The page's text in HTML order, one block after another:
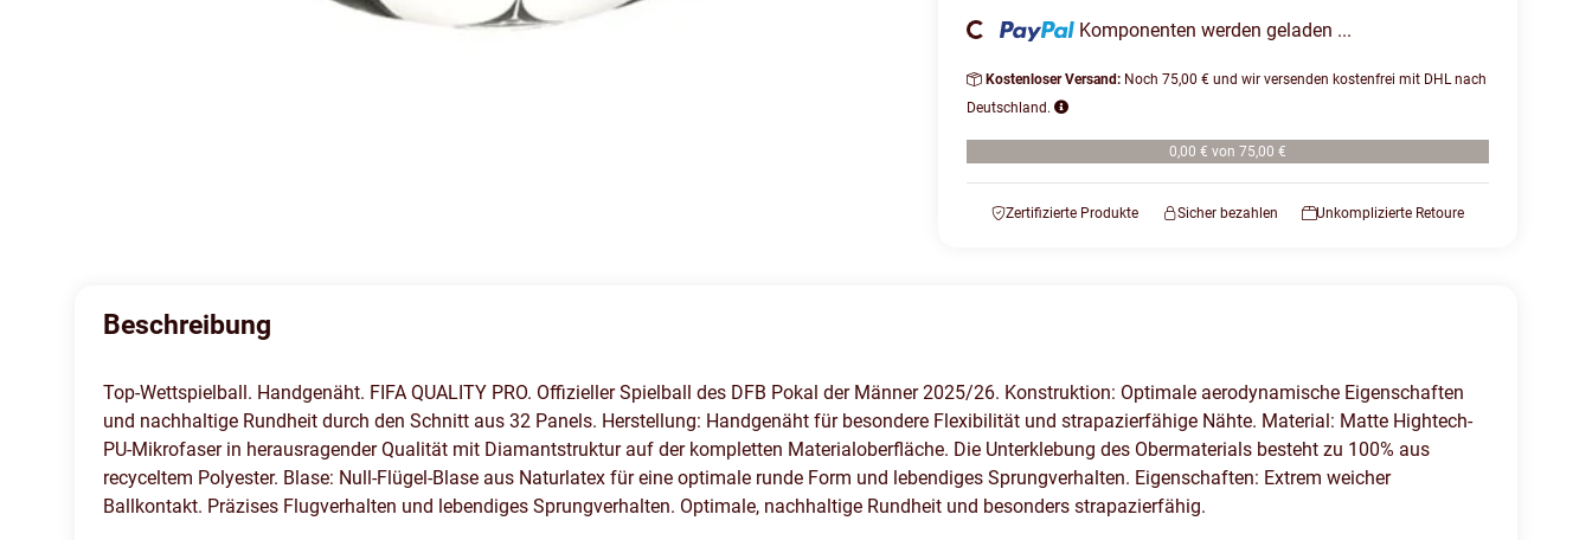
Komponenten werden geladen ...
Kostenloser Versand: Noch 75,00 € und wir versenden kostenfrei mit DHL nach
Deutschland.
0,00 € von 75,00 €
Zertifizierte Produkte Sicher bezahlen Unkomplizierte Retoure
Beschreibung
Top-Wettspielball. Handgenäht. FIFA QUALITY PRO. Offizieller Spielball des DFB Pokal der Männer 2025/26. Konstruktion: Optimale aerodynamische Eigenschaften
und nachhaltige Rundheit durch den Schnitt aus 32 Panels. Herstellung: Handgenäht für besondere Flexibilität und strapazierfähige Nähte. Material: Matte Hightech-
PU-Mikrofaser in herausragender Qualität mit Diamantstruktur auf der kompletten Materialoberfläche. Die Unterklebung des Obermaterials besteht zu 100% aus
recyceltem Polyester. Blase: Null-Flügel-Blase aus Naturlatex für eine optimale runde Form und lebendiges Sprungverhalten. Eigenschaften: Extrem weicher
Ballkontakt. Präzises Flugverhalten und lebendiges Sprungverhalten. Optimale, nachhaltige Rundheit und besonders strapazierfähig.